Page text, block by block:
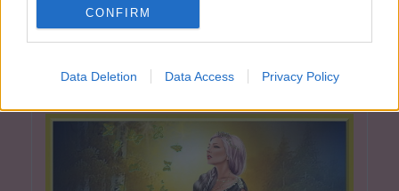
CONFIRM
Data Deletion Data Access Privacy Policy